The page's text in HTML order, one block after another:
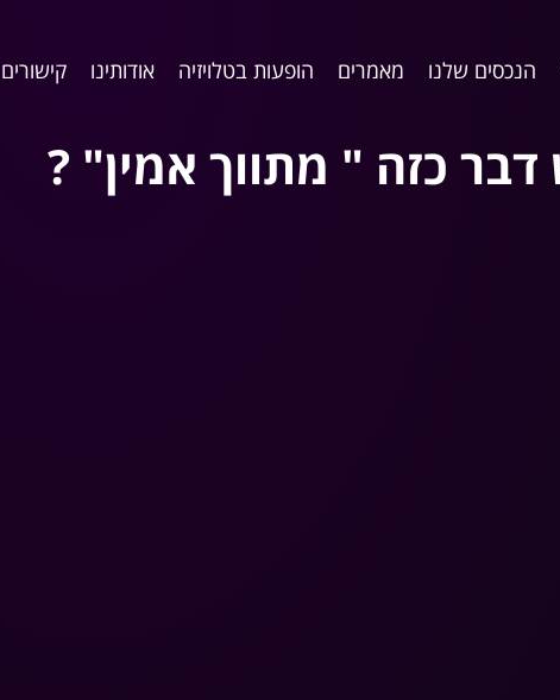
הנכסים שלנו מאמרים הופעות בטלויזיה אודותינו
כזה " מתווך אמין" ?